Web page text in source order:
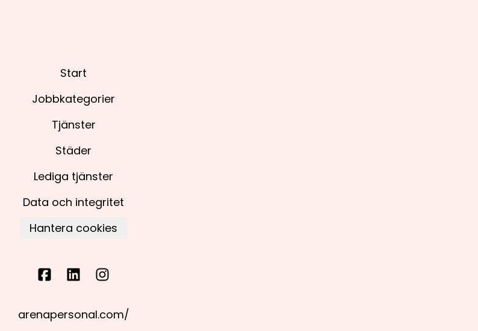
Start
Jobbkategorier
Tjänster
Städer
Lediga tjänster
Data och integritet
Hantera cookies
arenapersonal.com/